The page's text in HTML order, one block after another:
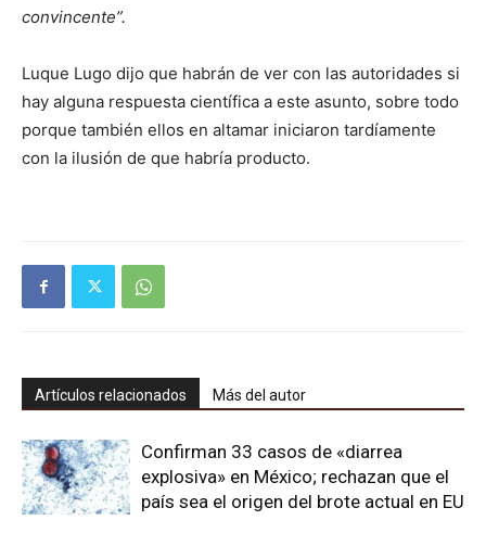
convincente”.
Luque Lugo dijo que habrán de ver con las autoridades si
hay alguna respuesta científica a este asunto, sobre todo
porque también ellos en altamar iniciaron tardíamente
con la ilusión de que habría producto.
Artículos relacionados Más del autor
Confirman 33 casos de «diarrea
explosiva» en México; rechazan que el
país sea el origen del brote actual en EU